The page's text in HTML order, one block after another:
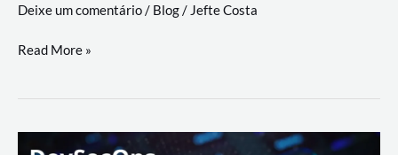
a
workflows
Deixe um comentário/ Blog/ Jefte Costa
teste
palyer
Read More »